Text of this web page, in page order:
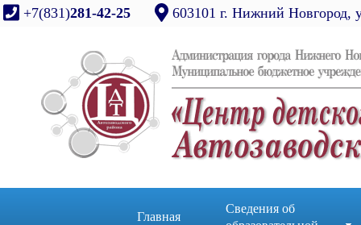
+7(831)281-42-25 603101 г. Нижний Новгород,
Главная
Сведения об